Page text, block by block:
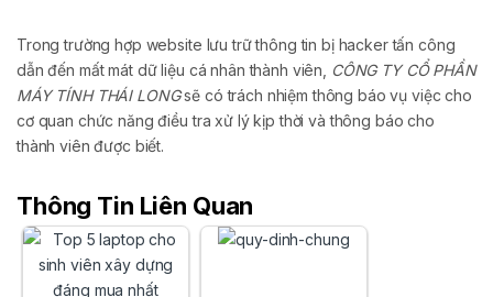
Trong trường hợp website lưu trữ thông tin bị hacker tấn công
dẫn đến mất mát dữ liệu cá nhân thành viên,
CÔNG TY CỔ PHẦN
MÁY TÍNH THÁI LONGsẽ có trách nhiệm thông báo vụ việc cho
cơ quan chức năng điều tra xử lý kịp thời và thông báo cho
thành viên được biết.
Thông Tin Liên Quan